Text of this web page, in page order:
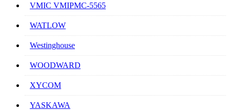
VMIC VMIPMC-5565
WATLOW
Westinghouse
WOODWARD
XYCOM
YASKAWA